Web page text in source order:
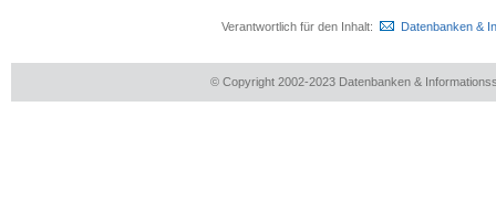
Verantwortlich für den Inhalt: Datenbanken &
© Copyright 2002-2023 Datenbanken &